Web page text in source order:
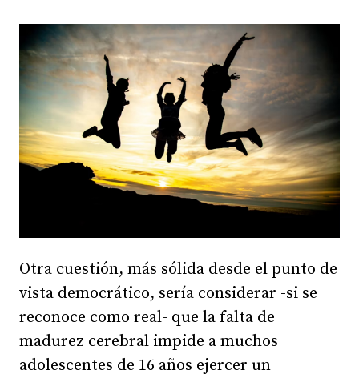
Otra cuestión, más sólida desde el punto de
vista democrático, sería considerar -si se
reconoce como real- que la falta de
madurez cerebral impide a muchos
adolescentes de 16 años ejercer un